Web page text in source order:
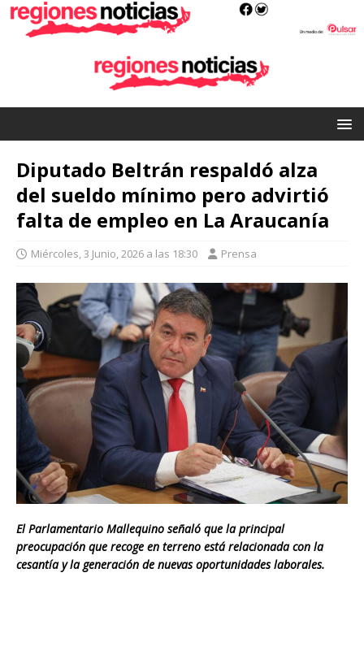
Diputado Beltrán respaldó alza
del sueldo mínimo pero advirtió
falta de empleo en La Araucanía
Miércoles, 3 Junio, 2026 a las 18:30 Prensa
El Parlamentario Mallequino señaló que la principal
preocupación que recoge en terreno está relacionada con la
cesantía y la generación de nuevas oportunidades laborales.